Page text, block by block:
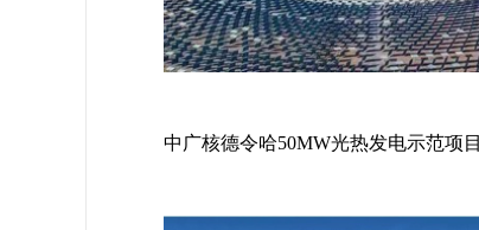
中广核德令哈50MW光热发电示范项目